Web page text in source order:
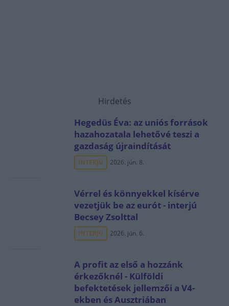
Hirdetés
Hegedüs Éva: az uniós források
hazahozatala lehetővé teszi a
gazdaság újraindítását
INTERJÚ 2026. jún. 8.
Vérrel és könnyekkel kísérve
vezetjük be az eurót - interjú
Becsey Zsolttal
INTERJÚ 2026. jún. 6.
A profit az első a hozzánk
érkezőknél - Külföldi
befektetések jellemzői a V4-
ekben és Ausztriában